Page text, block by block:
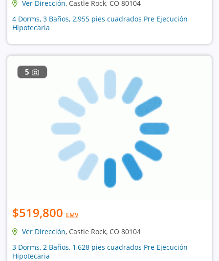
Ver Dirección, Castle Rock, CO 80104
4 Dorms, 3 Baños, 2,955 pies cuadrados Pre Ejecución
Hipotecaria
5
$519,800 EMV
Ver Dirección, Castle Rock, CO 80104
3 Dorms, 2 Baños, 1,628 pies cuadrados Pre Ejecución
Hipotecaria